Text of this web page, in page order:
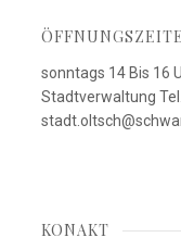
sonntags 14 Bis 16
Stadtverwaltung
KONAKT